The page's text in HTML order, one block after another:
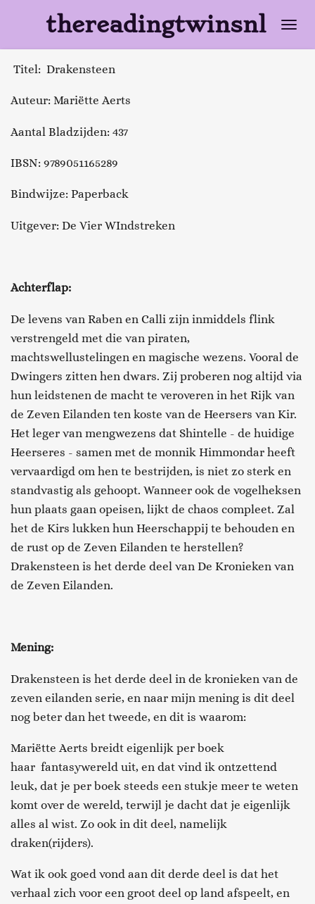
naar
de
thereadingtwinsnl
Titel: Drakensteen
Auteur: Mariëtte Aerts
Aantal Bladzijden: 437
IBSN: 9789051165289
Bindwijze: Paperback
Uitgever: De Vier WIndstreken
Achterflap:
De levens van Raben en Calli zijn inmiddels flink
verstrengeld met die van piraten,
machtswellustelingen en magische wezens. Vooral de
Dwingers zitten hen dwars. Zij proberen nog altijd via
hun leidstenen de macht te veroveren in het Rijk van
de Zeven Eilanden ten koste van de Heersers van Kir.
Het leger van mengwezens dat Shintelle - de huidige
Heerseres - samen met de monnik Himmondar heeft
vervaardigd om hen te bestrijden, is niet zo sterk en
standvastig als gehoopt. Wanneer ook de vogelheksen
hun plaats gaan opeisen, lijkt de chaos compleet. Zal
het de Kirs lukken hun Heerschappij te behouden en
de rust op de Zeven Eilanden te herstellen?
Drakensteen is het derde deel van De Kronieken van
de Zeven Eilanden.
Mening:
Drakensteen is het derde deel in de kronieken van de
zeven eilanden serie, en naar mijn mening is dit deel
nog beter dan het tweede, en dit is waarom:
Mariëtte Aerts breidt eigenlijk per boek
haar fantasywereld uit, en dat vind ik ontzettend
leuk, dat je per boek steeds een stukje meer te weten
komt over de wereld, terwijl je dacht dat je eigenlijk
alles al wist. Zo ook in dit deel, namelijk
draken(rijders).
Wat ik ook goed vond aan dit derde deel is dat het
verhaal zich voor een groot deel op land afspeelt, en